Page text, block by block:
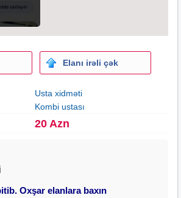
Elanı irəli çək
Usta xidməti
Kombi ustası
20 Azn
Oxşar elanlara baxın